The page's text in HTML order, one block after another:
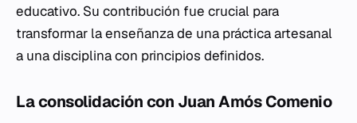
educativo. Su contribución fue crucial para
transformar la enseñanza de una práctica artesanal
a una disciplina con principios definidos.
La consolidación con Juan Amós Comenio